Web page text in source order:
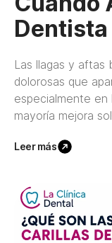
Dentista
Las llagas y aftas
dolorosas que
especialmente en
mayoría mejora
Leer más